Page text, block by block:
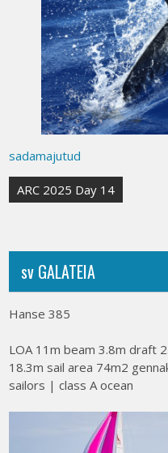
sadamajutud
Post
ARC 2025 Day 14
sv GALATEIA
Hanse 385
LOA 11m beam 3.8m draft
18.3m sail area 74m2
sailors | class A ocean